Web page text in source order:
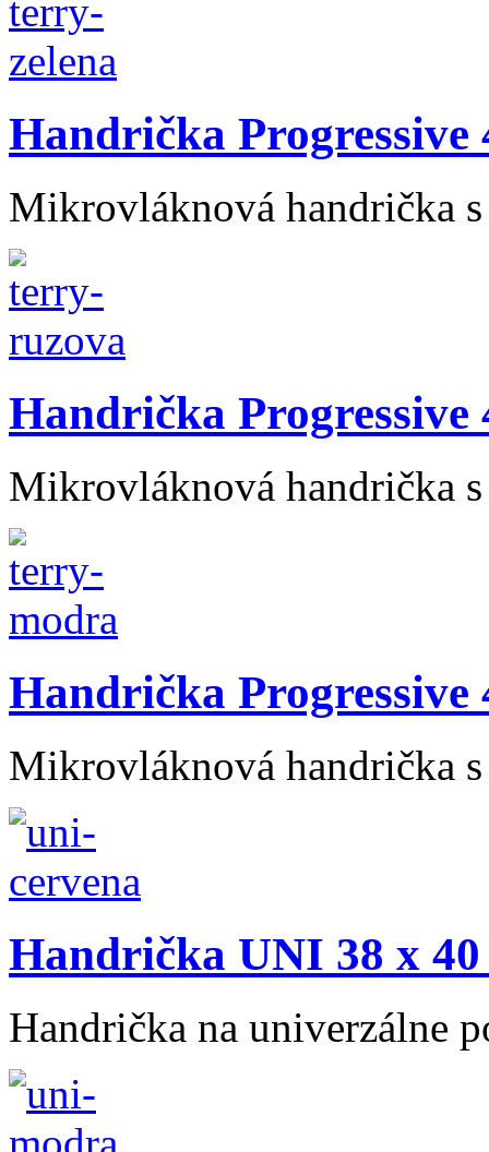
Handrička Progressive
Mikrovláknová handrička
Handrička Progressive
Mikrovláknová handrička
Handrička Progressive
Mikrovláknová handrička
Handrička UNI 38 x 40
Handrička na univerzálne